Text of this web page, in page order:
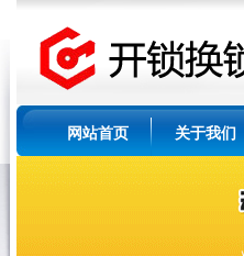
网站首页 关于我们